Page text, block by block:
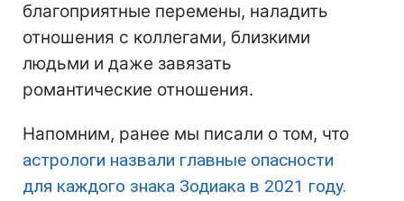
благоприятные перемены, наладить
отношения с коллегами, близкими
людьми и даже завязать
романтические отношения.
Напомним, ранее мы писали о том, что
астрологи назвали главные опасности
для каждого знака Зодиака в 2021 году.